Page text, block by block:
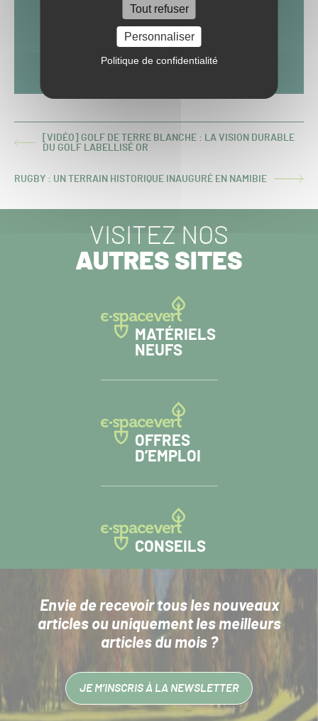
Tout refuser
Personnaliser
Politique de confidentialité
ARTICLE
[VIDÉO] GOLF DE TERRE BLANCHE : LA VISION DURABLE
DU GOLF LABELLISÉ OR
ARTICLE
RUGBY : UN TERRAIN HISTORIQUE INAUGURÉ EN NAMIBIE
VISITEZ NOS
AUTRES SITES
MATÉRIELS
NEUFS
OFFRES
D’EMPLOI
CONSEILS
Envie de recevoir tous les nouveaux
articlesou uniquement les meilleurs
articles du mois ?
JE M’INSCRIS À LA NEWSLETTER